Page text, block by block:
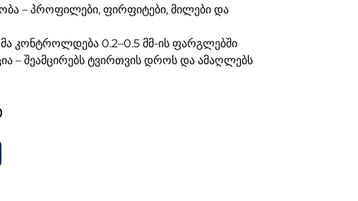
– პროფილები, ფირფიტები, მილები და
კონტროლდება 0.2–0.5 მმ-ის ფარგლებში
– შეამცირებს ტვირთვის დროს და ამაღლებს